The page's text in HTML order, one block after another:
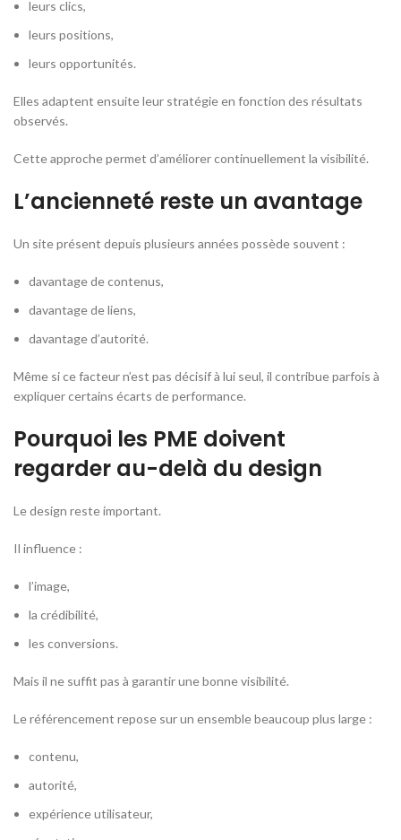
leurs clics,
leurs positions,
leurs opportunités.
Elles adaptent ensuite leur stratégie en fonction des résultats
observés.
Cette approche permet d’améliorer continuellement la visibilité.
L’ancienneté reste un avantage
Un site présent depuis plusieurs années possède souvent :
davantage de contenus,
davantage de liens,
davantage d’autorité.
Même si ce facteur n’est pas décisif à lui seul, il contribue parfois à
expliquer certains écarts de performance.
Pourquoi les PME doivent
regarder au-delà du design
Le design reste important.
Il influence :
l’image,
la crédibilité,
les conversions.
Mais il ne suffit pas à garantir une bonne visibilité.
Le référencement repose sur un ensemble beaucoup plus large :
contenu,
autorité,
expérience utilisateur,